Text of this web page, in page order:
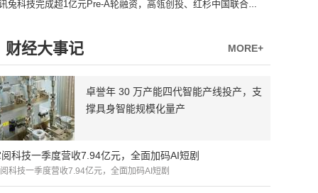
讯兔科技完成超1亿元Pre-A轮融资，高瓴创投、红杉中国联合领投
MORE+
财经大事记
卓誉年 30 万产能四代智能产线投产，支
撑具身智能规模化量产
科技一季度营收7.94亿元，全面加码AI短剧
科技一季度营收7.94亿元，全面加码AI短剧